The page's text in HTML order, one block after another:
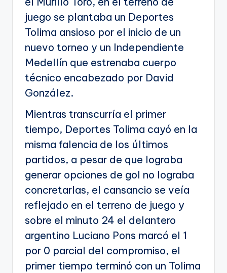
juego se plantaba un Deportes
Tolima ansioso por el inicio de un
nuevo torneo y un Independiente
Medellín que estrenaba cuerpo
técnico encabezado por David
González.
Mientras transcurría el primer
tiempo, Deportes Tolima cayó en la
misma falencia de los últimos
partidos, a pesar de que lograba
generar opciones de gol no lograba
concretarlas, el cansancio se veía
reflejado en el terreno de juego y
sobre el minuto 24 el delantero
argentino Luciano Pons marcó el 1
por 0 parcial del compromiso, el
primer tiempo terminó con un Tolima